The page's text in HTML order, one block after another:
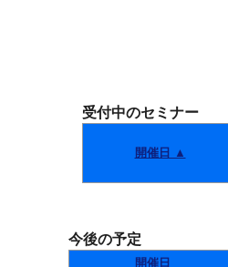
受付中のセミナー
開催日 ▲
今後の予定
開催日